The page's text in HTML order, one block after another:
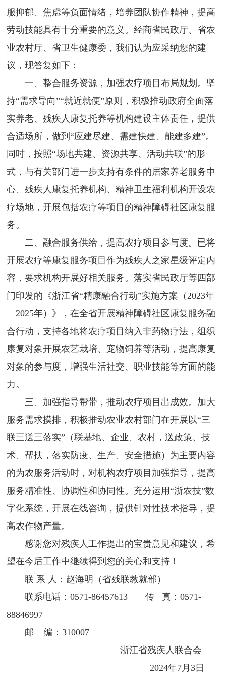
服抑郁、焦虑等负面情绪，培养团队协作精神，提高
劳动技能具有十分重要的意义。经商省民政厅、省农
业农村厅、省卫生健康委，我们认为应采纳您的建
议，现答复如下：
一、整合服务资源，加强农疗项目布局规划。坚
持“需求导向”“就近就便”原则，积极推动政府全面落
实养老、残疾人康复托养等机构建设主体责任，提供
合适场所，做到“应建尽建、需建快建、能建多建”。
同时，按照“场地共建、资源共享、活动共联”的形
式，与有关部门进一步支持有条件的居家养老服务中
心、残疾人康复托养机构、精神卫生福利机构开设农
疗场地，开展包括农疗等项目的精神障碍社区康复服
务。
二、融合服务供给，提高农疗项目参与度。已将
开展农疗等康复服务项目作为残疾人之家星级评定内
容，要求机构开展好相关服务。落实省民政厅等四部
门印发的《浙江省“精康融合行动”实施方案（2023年
—2025年）》，在全省开展精神障碍社区康复服务融
合行动，支持各地将农疗项目纳入非药物疗法，组织
康复对象开展农艺栽培、宠物饲养等活动，提高康复
对象的参与度，增强生活社交、职业技能等方面的能
力。
三、加强指导帮带，推动农疗项目出成效。加大
服务需求摸排，积极推动农业农村部门在开展以“三
联三送三落实”（联基地、企业、农村，送政策、技
术、帮扶，落实防疫、生产、安全措施）为主要内容
的为农服务活动时，对机构农疗项目加强指导，提高
服务精准性、协调性和协同性。充分运用“浙农技”数
字化系统，开展在线咨询，提供针对性技术指导，提
高农作物产量。
感谢您对残疾人工作提出的宝贵意见和建议，希
望在今后工作中继续得到您的关心和支持！
联 系 人：赵海明（省残联教就部）
联系电话：0571-86457613 传 真：0571-
88846997
邮 编：310007
浙江省残疾人联合会
2024年7月3日